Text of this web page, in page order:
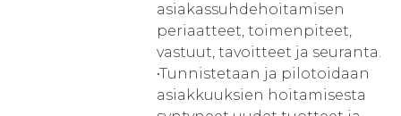
asiakassuhdehoitamisen
periaatteet, toimenpiteet,
vastuut, tavoitteet ja seuranta.
•Tunnistetaan ja pilotoidaan
asiakkuuksien hoitamisesta